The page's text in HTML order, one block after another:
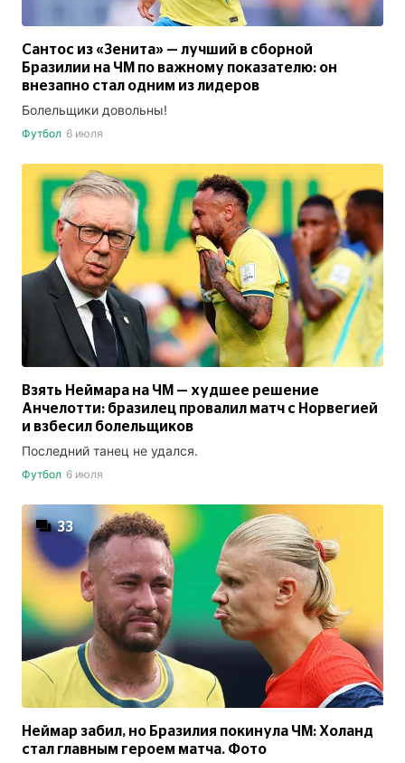
Сантос из «Зенита» — лучший в сборной
Бразилии на ЧМ по важному показателю: он
внезапно стал одним из лидеров
Болельщики довольны!
Футбол 6 июля
Взять Неймара на ЧМ — худшее решение
Анчелотти: бразилец провалил матч с Норвегией
и взбесил болельщиков
Последний танец не удался.
Футбол 6 июля
Неймар забил, но Бразилия покинула ЧМ: Холанд
стал главным героем матча. Фото
33